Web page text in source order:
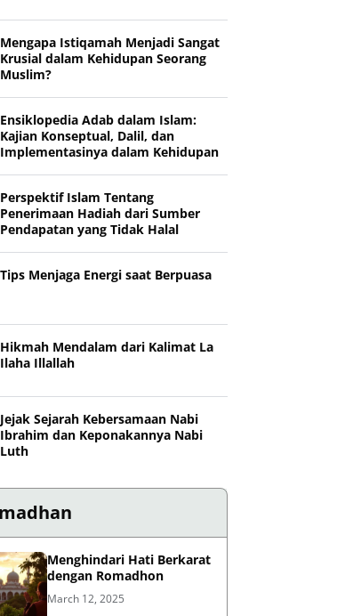
Mengapa Istiqamah Menjadi Sangat
Krusial dalam Kehidupan Seorang
Muslim?
Ensiklopedia Adab dalam Islam:
Kajian Konseptual, Dalil, dan
Implementasinya dalam Kehidupan
Perspektif Islam Tentang
Penerimaan Hadiah dari Sumber
Pendapatan yang Tidak Halal
Tips Menjaga Energi saat Berpuasa
Hikmah Mendalam dari Kalimat La
Ilaha Illallah
Jejak Sejarah Kebersamaan Nabi
Ibrahim dan Keponakannya Nabi
Luth
Menghindari Hati Berkarat
dengan Romadhon
March 12, 2025